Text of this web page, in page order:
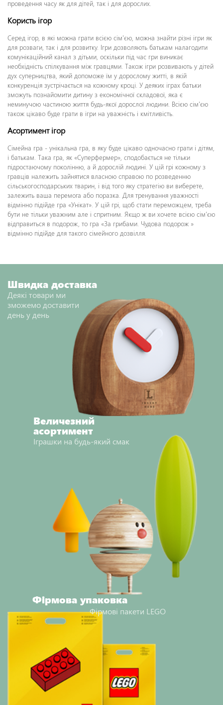
проведення часу як для дітей, так і для дорослих.
Користь ігор
Серед ігор, в які можна грати всією сім'єю, можна знайти різні ігри як
для розваги, так і для розвитку. Ігри дозволяють батькам налагодити
комунікаційний канал з дітьми, оскільки під час гри виникає
необхідність спілкування між гравцями. Також ігри розвивають у дітей
дух суперництва, який допоможе їм у дорослому житті, в якій
конкуренція зустрічається на кожному кроці. У деяких іграх батьки
зможуть познайомити дитину з економічної складової, яка є
неминучою частиною життя будь-якої дорослої людини. Всією сім'єю
також цікаво буде грати в ігри на уважність і кмітливість.
Асортимент ігор
Сімейна гра - унікальна гра, в яку буде цікаво одночасно грати і дітям,
і батькам. Така гра, як «Суперфермер», сподобається не тільки
підростаючому поколінню, а й дорослій людині. У цій грі кожному з
гравців належить зайнятися власною справою по розведенню
сільськогосподарських тварин, і від того яку стратегію ви виберете,
залежить ваша перемога або поразка. Для тренування уважності
відмінно підійде гра «Унікат». У цій грі, щоб стати переможцем, треба
бути не тільки уважним але і спритним. Якщо ж ви хочете всією сім'єю
відправиться в подорож, то гра «За грибами. Чудова подорож »
відмінно підійде для такого сімейного дозвілля.
Швидка доставка
Деякі товари ми
зможемо доставити
день у день
Величезний
асортимент
Іграшки на будь-який смак
Фірмова упаковка
Фірмові пакети LEGO